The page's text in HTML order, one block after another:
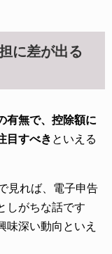
に差が出る
有無で、控除額に
目すべき といえる
見れば、電子申告
しがちな話です
味深い動向といえ